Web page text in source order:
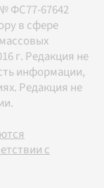
ФС77-67642
в сфере
г. Редакция не
информации,
Редакция не
с